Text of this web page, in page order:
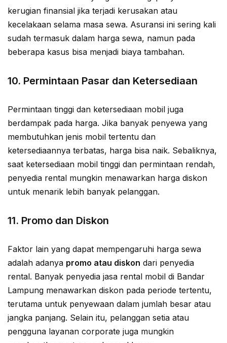
kerugian finansial jika terjadi kerusakan atau
kecelakaan selama masa sewa. Asuransi ini sering kali
sudah termasuk dalam harga sewa, namun pada
beberapa kasus bisa menjadi biaya tambahan.
10. Permintaan Pasar dan Ketersediaan
Permintaan tinggi dan ketersediaan mobil juga
berdampak pada harga. Jika banyak penyewa yang
membutuhkan jenis mobil tertentu dan
ketersediaannya terbatas, harga bisa naik. Sebaliknya,
saat ketersediaan mobil tinggi dan permintaan rendah,
penyedia rental mungkin menawarkan harga diskon
untuk menarik lebih banyak pelanggan.
11. Promo dan Diskon
Faktor lain yang dapat mempengaruhi harga sewa
adalah adanya promo atau diskon dari penyedia
rental. Banyak penyedia jasa rental mobil di Bandar
Lampung menawarkan diskon pada periode tertentu,
terutama untuk penyewaan dalam jumlah besar atau
jangka panjang. Selain itu, pelanggan setia atau
pengguna layanan corporate juga mungkin